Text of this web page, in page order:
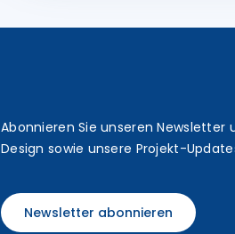
Abonnieren Sie unseren
Design sowie unsere Projekt-
Newsletter abonnieren